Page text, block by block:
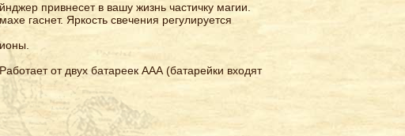
привнесет в вашу жизнь частичку магии.
гаснет. Яркость свечения регулируется
от двух батареек ААА (батарейки входят